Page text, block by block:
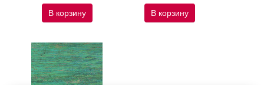
В корзину В корзину